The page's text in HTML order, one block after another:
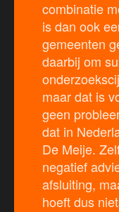
combinatie
is dan ook
gemeenten
daarbij om
maar dat is
geen
dat in
De Meije.
negatief
afsluiting,
hoeft dus